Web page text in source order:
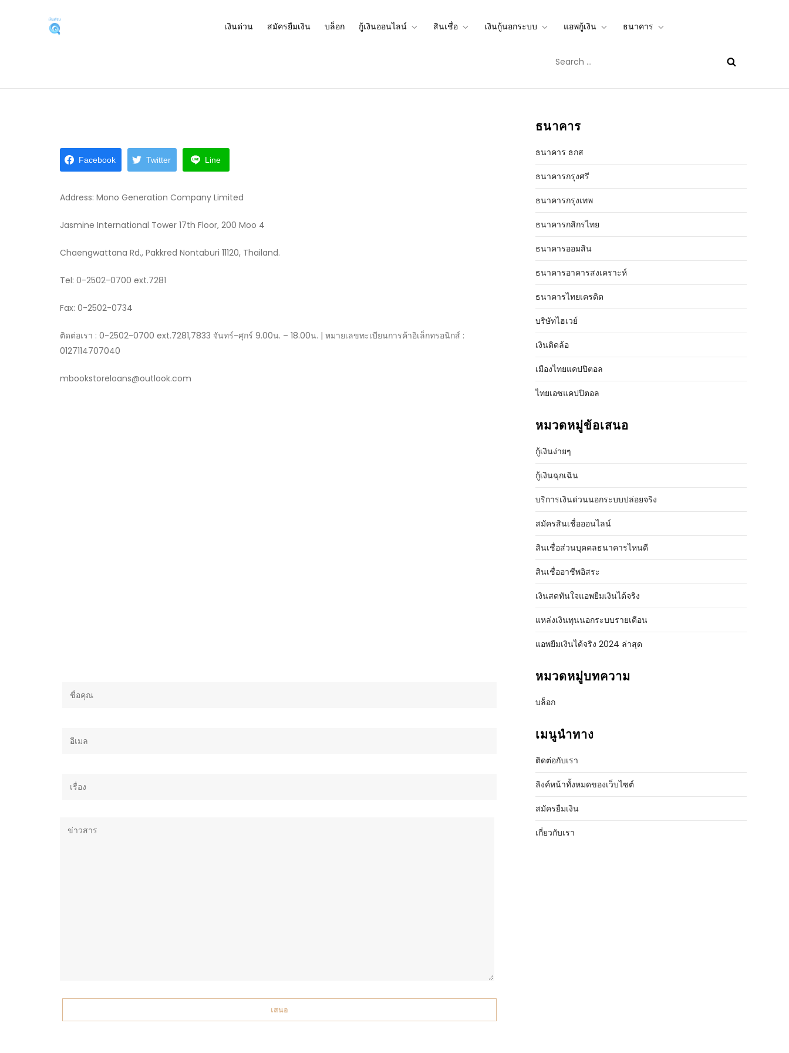
บริการเงินด่วนผ่านแอพกู้เงินผ่านเงินกู้นอกระบบที่กู้เงินออนไลน์ได้จริง mbookstore.com
สนใจสินเชื่อต่างๆ ผ่านแอพยืมเงินได้จริง หรือเงินกู้นอกระบบที่สามารถกู้เงินออนไลน์ได้
เงินด่วน สมัครยืมเงิน บล็อก กู้เงินออนไลน์ สินเชื่อ เงินกู้นอกระบบ แอพกู้เงิน ธนาคาร
for:
Facebook Twitter Line
Address: Mono Generation Company Limited
Jasmine International Tower 17th Floor, 200 Moo 4
Chaengwattana Rd., Pakkred Nontaburi 11120, Thailand.
Tel: 0-2502-0700 ext.7281
Fax: 0-2502-0734
ติดต่อเรา : 0-2502-0700 ext.7281,7833 จันทร์-ศุกร์ 9.00น. – 18.00น. | หมายเลขทะเบียนการค้าอิเล็กทรอนิกส์ :
0127114707040
mbookstoreloans@outlook.com
ธนาคาร
ธนาคาร ธกส
ธนาคารกรุงศรี
ธนาคารกรุงเทพ
ธนาคารกสิกรไทย
ธนาคารออมสิน
ธนาคารอาคารสงเคราะห์
ธนาคารไทยเครดิต
บริษัทไฮเวย์
เงินติดล้อ
เมืองไทยแคปปิตอล
ไทยเอซแคปปิตอล
หมวดหมู่ข้อเสนอ
กู้เงินง่ายๆ
กู้เงินฉุกเฉิน
บริการเงินด่วนนอกระบบปล่อยจริง
สมัครสินเชื่อออนไลน์
สินเชื่อส่วนบุคคลธนาคารไหนดี
สินเชื่ออาชีพอิสระ
เงินสดทันใจแอพยืมเงินได้จริง
แหล่งเงินทุนนอกระบบรายเดือน
แอพยืมเงินได้จริง 2024 ล่าสุด
หมวดหมู่บทความ
บล็อก
เมนูนำทาง
ติดต่อกับเรา
ลิงค์หน้าทั้งหมดของเว็บไซต์
สมัครยืมเงิน
เกี่ยวกับเรา